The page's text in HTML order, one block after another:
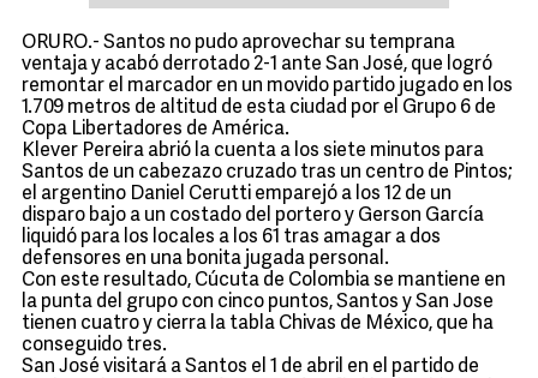
ORURO.- Santos no pudo aprovechar su temprana
ventaja y acabó derrotado 2-1 ante San José, que logró
remontar el marcador en un movido partido jugado en los
1.709 metros de altitud de esta ciudad por el Grupo 6 de
Copa Libertadores de América.
Klever Pereira abrió la cuenta a los siete minutos para
Santos de un cabezazo cruzado tras un centro de Pintos;
el argentino Daniel Cerutti emparejó a los 12 de un
disparo bajo a un costado del portero y Gerson García
liquidó para los locales a los 61 tras amagar a dos
defensores en una bonita jugada personal.
Con este resultado, Cúcuta de Colombia se mantiene en
la punta del grupo con cinco puntos, Santos y San Jose
tienen cuatro y cierra la tabla Chivas de México, que ha
conseguido tres.
San José visitará a Santos el 1 de abril en el partido de